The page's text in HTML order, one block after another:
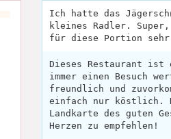
Ich hatte das
kleines Radler. Super,
für diese Portion sehr
Dieses Restaurant ist
immer einen Besuch
freundlich und
einfach nur köstlich.
Landkarte des guten
Herzen zu empfehlen!